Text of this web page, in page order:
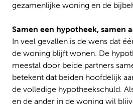
gezamenlijke woning en de
Samen een hypotheek, samen
In veel gevallen is de wens dat
de woning blijft wonen. De
meestal door beide partners
betekent dat beiden hoofdelijk
de volledige hypotheekschuld.
en de ander in de woning wil